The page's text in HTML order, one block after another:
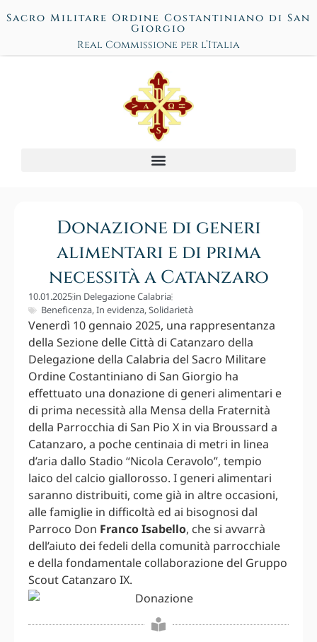
Sacro Militare Ordine Costantiniano di San
Giorgio
Real Commissione per l’Italia
Donazione di generi
alimentari e di prima
necessità a Catanzaro
10.01.2025in Delegazione Calabria
Beneficenza,In evidenza,Solidarietà
Venerdì 10 gennaio 2025, una rappresentanza
della Sezione delle Città di Catanzaro della
Delegazione della Calabria del Sacro Militare
Ordine Costantiniano di San Giorgio ha
effettuato una donazione di generi alimentari e
di prima necessità alla Mensa della Fraternità
della Parrocchia di San Pio X in via Broussard a
Catanzaro, a poche centinaia di metri in linea
d’aria dallo Stadio “Nicola Ceravolo”, tempio
laico del calcio giallorosso. I generi alimentari
saranno distribuiti, come già in altre occasioni,
alle famiglie in difficoltà ed ai bisognosi dal
Parroco Don Franco Isabello, che si avvarrà
dell’aiuto dei fedeli della comunità parrocchiale
e della fondamentale collaborazione del Gruppo
Scout Catanzaro IX.